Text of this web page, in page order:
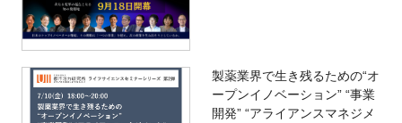
製薬業界で生き残るための“オ
ープンイノベーション” “事業
開発” “アライアンスマネジメ